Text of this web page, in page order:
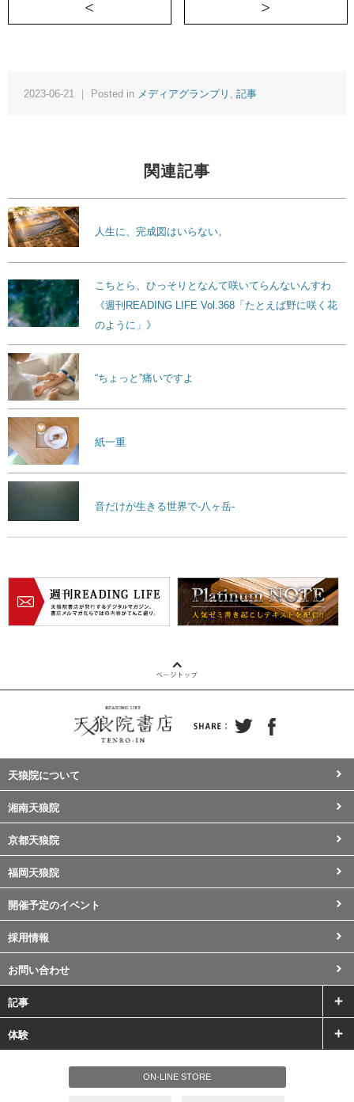
＜ 「親の心子知らず」ではなく「子の心
2023-06-21 ｜ Posted in メディアグランプリ 記事
関連記事
人生に、完成図はいらない。
こちとら、ひっそりとなんて咲いてらんないんすわ
《週刊READING LIFE Vol.368「たとえば野に咲く花
のように」》
“ちょっと”痛いですよ
紙一重
音だけが生きる世界で-八ヶ岳-
天狼院について
湘南天狼院
京都天狼院
福岡天狼院
開催予定のイベント
採用情報
お問い合わせ
記事
体験
ON-LINE STORE